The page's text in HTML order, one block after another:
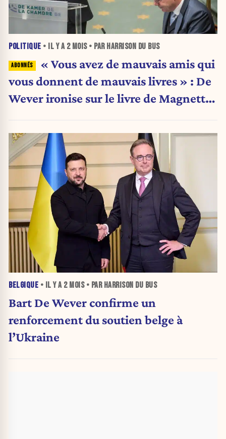
POLITIQUE • IL Y A 2 MOIS• PAR HARRISON DU BUS
« Vous avez de mauvais amis qui
vous donnent de mauvais livres » : De
Wever ironise sur le livre de Magnette
BELGIQUE • IL Y A 2 MOIS• PAR HARRISON DU BUS
Bart De Wever confirme un
renforcement du soutien belge à
l’Ukraine